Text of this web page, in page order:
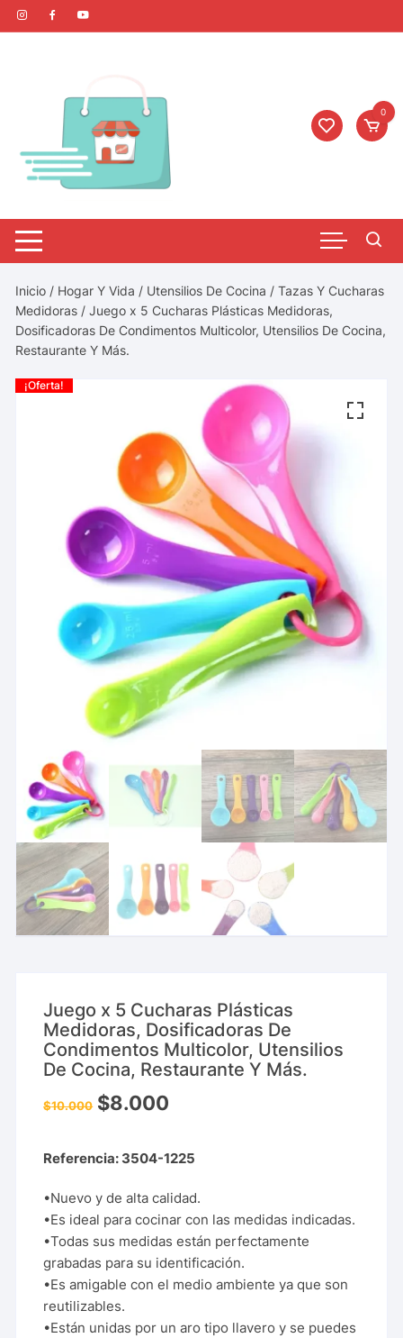
0
Inicio / Hogar Y Vida / Utensilios De Cocina /Tazas Y Cucharas
Medidoras / Juego x 5 Cucharas Plásticas Medidoras,
Dosificadoras De Condimentos Multicolor, Utensilios De Cocina,
Restaurante Y Más.
¡Oferta!
Juego x 5 Cucharas Plásticas
Medidoras, Dosificadoras De
Condimentos Multicolor, Utensilios
De Cocina, Restaurante Y Más.
$10.000 $8.000
Referencia: 3504-1225
•Nuevo y de alta calidad.
•Es ideal para cocinar con las medidas indicadas.
•Todas sus medidas están perfectamente
grabadas para su identificación.
•Es amigable con el medio ambiente ya que son
reutilizables.
•Están unidas por un aro tipo llavero y se puedes